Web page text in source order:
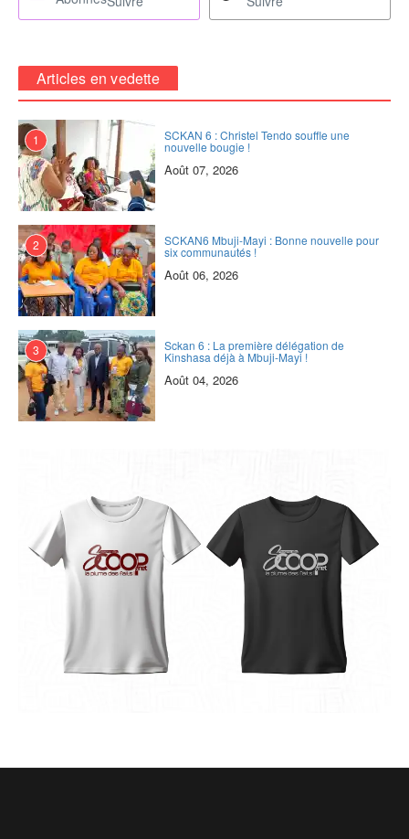
Articles en vedette
1 SCKAN 6 : Christel Tendo souffle une
nouvelle bougie !
Août 07, 2026
2 SCKAN6 Mbuji-Mayi : Bonne nouvelle pour
six communautés !
Août 06, 2026
3 Sckan 6 : ‎La première délégation de
Kinshasa déjà à Mbuji-Mayi !
Août 04, 2026